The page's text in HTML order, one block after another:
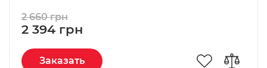
2 394 грн
2 660 грн
Заказать